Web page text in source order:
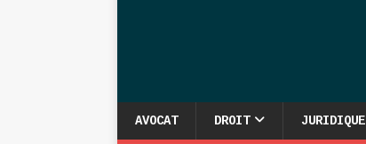
AVOCAT DROIT JURIDIQUE